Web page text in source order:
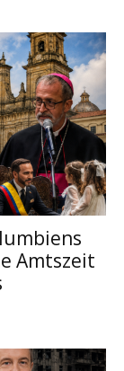
Amtszeit